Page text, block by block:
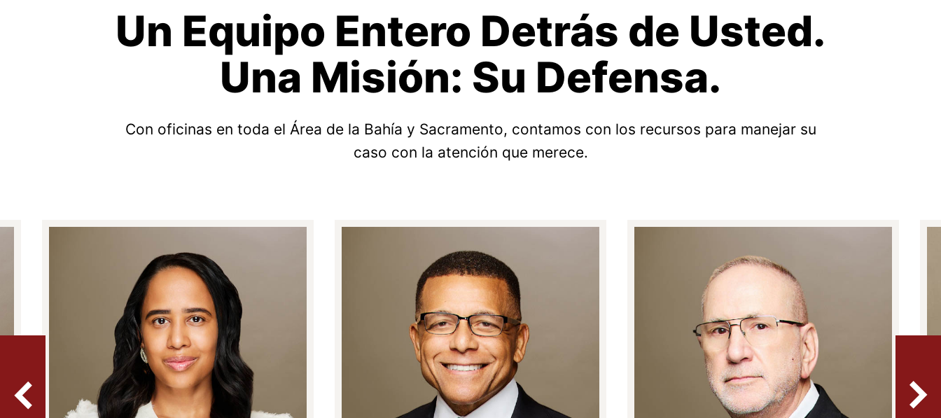
Un Equipo Entero Detrás de Usted.
Una Misión: Su Defensa.
Con oficinas en toda el Área de la Bahía y Sacramento, contamos con los recursos para manejar su
caso con la atención que merece.